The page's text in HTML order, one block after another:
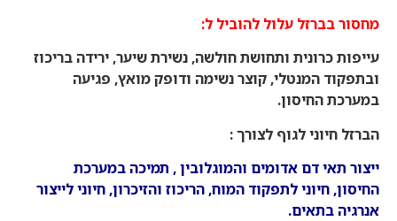
מחסור בברזל עלול להוביל ל:
עייפות כרונית ותחושת חולשה, נשירת שיער, ירידה בריכוז
ובתפקוד המנטלי, קוצר נשימה ודופק מואץ, פגיעה
במערכת החיסון.
הברזל חיוני לגוף לצורך :
ייצור תאי דם אדומים והמוגלובין , תמיכה במערכת
החיסון, חיוני לתפקוד המוח, הריכוז והזיכרון, חיוני לייצור
אנרגיה בתאים.